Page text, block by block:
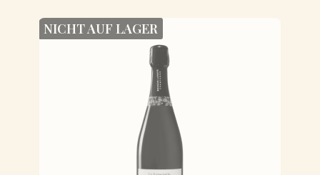
NICHT AUF LAGER